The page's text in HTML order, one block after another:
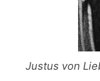
Justus von